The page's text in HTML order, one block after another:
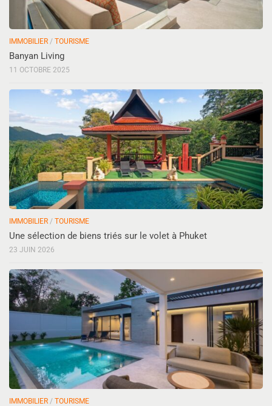
IMMOBILIER / TOURISME
Banyan Living
11 OCTOBRE 2025
IMMOBILIER / TOURISME
Une sélection de biens triés sur le volet à Phuket
23 JUIN 2026
IMMOBILIER / TOURISME